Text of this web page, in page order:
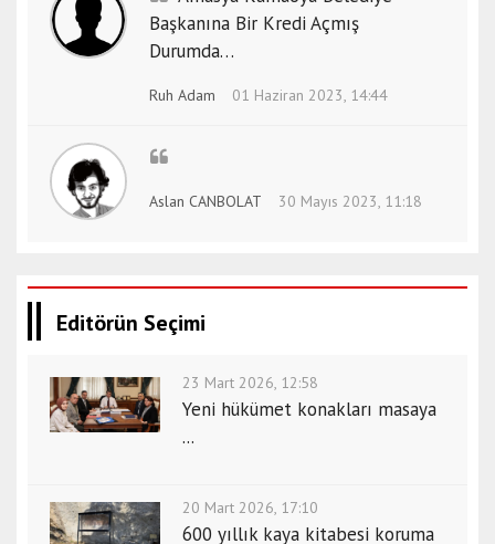
Başkanına Bir Kredi Açmış
Durumda…
Ruh Adam 01 Haziran 2023, 14:44
Aslan CANBOLAT 30 Mayıs 2023, 11:18
Editörün Seçimi
23 Mart 2026, 12:58
Yeni hükümet konakları masaya
...
20 Mart 2026, 17:10
600 yıllık kaya kitabesi koruma